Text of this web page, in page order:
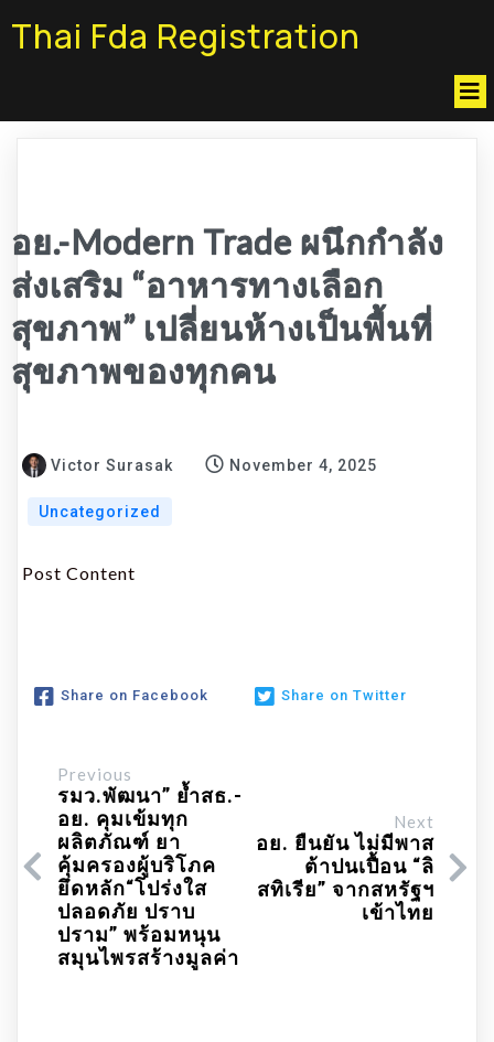
Thai Fda Registration
อย.-Modern Trade ผนึกกำลัง
ส่งเสริม “อาหารทางเลือก
สุขภาพ” เปลี่ยนห้างเป็นพื้นที่
สุขภาพของทุกคน
Victor Surasak November 4, 2025
Uncategorized
Post Content
Share on Facebook Share on Twitter
Previous
รมว.พัฒนา” ย้ำสธ.-
อย. คุมเข้มทุก
ผลิตภัณฑ์ ยา
คุ้มครองผู้บริโภค
ยึดหลัก“โปร่งใส
ปลอดภัย ปราบ
ปราม” พร้อมหนุน
สมุนไพรสร้างมูลค่า
Next
อย. ยืนยัน ไม่มีพาส
ต้าปนเปื้อน “ลิ
สทิเรีย” จากสหรัฐฯ
เข้าไทย